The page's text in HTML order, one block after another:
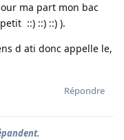
ma part mon bac
::) ::) ::) ).
d ati donc appelle le,
Répondre